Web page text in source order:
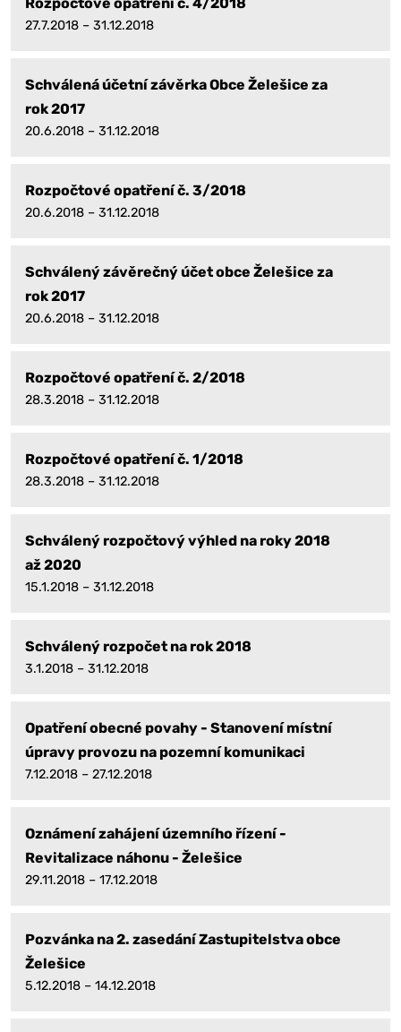
27.7.2018 – 31.12.2018
Schválená účetní závěrka Obce Želešice za
rok 2017
20.6.2018 – 31.12.2018
Rozpočtové opatření č. 3/2018
20.6.2018 – 31.12.2018
Schválený závěrečný účet obce Želešice za
rok 2017
20.6.2018 – 31.12.2018
Rozpočtové opatření č. 2/2018
28.3.2018 – 31.12.2018
Rozpočtové opatření č. 1/2018
28.3.2018 – 31.12.2018
Schválený rozpočtový výhled na roky 2018
až 2020
15.1.2018 – 31.12.2018
Schválený rozpočet na rok 2018
3.1.2018 – 31.12.2018
Opatření obecné povahy - Stanovení místní
úpravy provozu na pozemní komunikaci
7.12.2018 – 27.12.2018
Oznámení zahájení územního řízení -
Revitalizace náhonu - Želešice
29.11.2018 – 17.12.2018
Pozvánka na 2. zasedání Zastupitelstva obce
Želešice
5.12.2018 – 14.12.2018